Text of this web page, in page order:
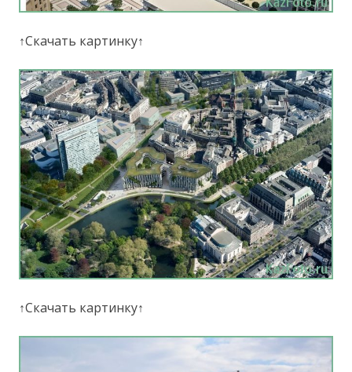
↑Скачать картинку↑
↑Скачать картинку↑